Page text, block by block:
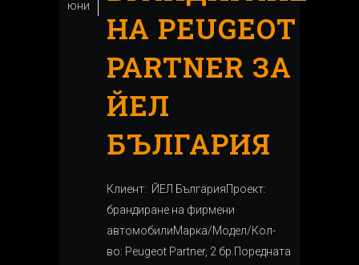
юни
НА PEUGEOT
PARTNER ЗА
ЙЕЛ
БЪЛГАРИЯ
Клиент: ЙЕЛ БългарияПроект:
брандиране на фирмени
автомобилиМарка/Модел/Кол-
во: Peugeot Partner, 2 бр.Поредната